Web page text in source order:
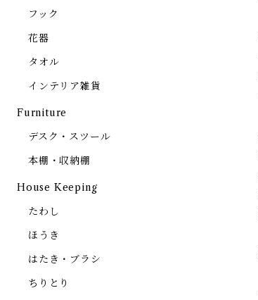
フック
花器
タオル
インテリア雑貨
Furniture
デスク・スツール
本棚・収納棚
House Keeping
たわし
ほうき
はたき・ブラシ
ちりとり